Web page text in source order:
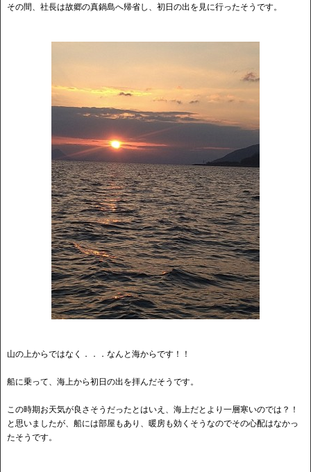
その間、社長は故郷の真鍋島へ帰省し、初日の出を見に行ったそうです。
山の上からではなく．．．なんと海からです！！
船に乗って、海上から初日の出を拝んだそうです。
この時期お天気が良さそうだったとはいえ、海上だとより一層寒いのでは？！
と思いましたが、船には部屋もあり、暖房も効くそうなのでその心配はなかっ
たそうです。